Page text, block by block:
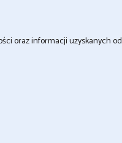
oraz informacji uzyskanych od